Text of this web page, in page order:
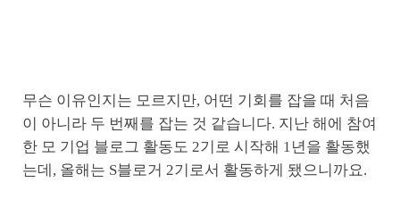
무슨 이유인지는 모르지만, 어떤 기회를 잡을 때 처음
이 아니라 두 번째를 잡는 것 같습니다. 지난 해에 참여
한 모 기업 블로그 활동도 2기로 시작해 1년을 활동했
는데, 올해는 S블로거 2기로서 활동하게 됐으니까요.